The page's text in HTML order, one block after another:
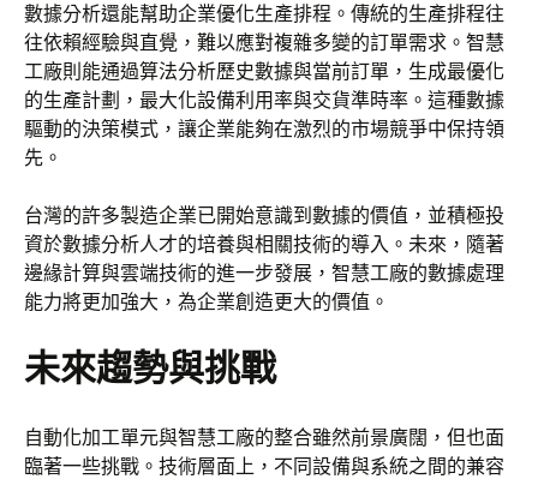
數據分析還能幫助企業優化生產排程。傳統的生產排程往
往依賴經驗與直覺，難以應對複雜多變的訂單需求。智慧
工廠則能通過算法分析歷史數據與當前訂單，生成最優化
的生產計劃，最大化設備利用率與交貨準時率。這種數據
驅動的決策模式，讓企業能夠在激烈的市場競爭中保持領
先。
台灣的許多製造企業已開始意識到數據的價值，並積極投
資於數據分析人才的培養與相關技術的導入。未來，隨著
邊緣計算與雲端技術的進一步發展，智慧工廠的數據處理
能力將更加強大，為企業創造更大的價值。
未來趨勢與挑戰
自動化加工單元與智慧工廠的整合雖然前景廣闊，但也面
臨著一些挑戰。技術層面上，不同設備與系統之間的兼容